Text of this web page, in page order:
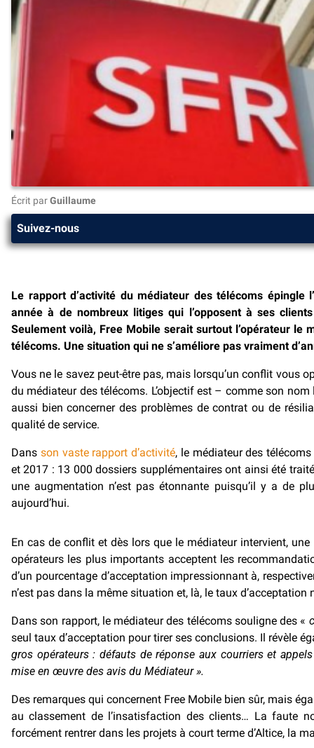
Écrit parGuillaume
Suivez-nous
Le rapport d’activité du médiateur des télécoms
année à de nombreux litiges qui l’opposent à ses
Seulement voilà, Free Mobile serait surtout l’opérateur le
télécoms. Une situation qui ne s’améliore pas vraiment
Vous ne le savez peut-être pas, mais lorsqu’un conflit vous
du médiateur des télécoms. L’objectif est – comme son
aussi bien concerner des problèmes de contrat ou de
qualité de service.
Dans son vaste rapport d’activité, le médiateur des
et 2017 : 13 000 dossiers supplémentaires ont ainsi été
une augmentation n’est pas étonnante puisqu’il y a de
aujourd’hui.
En cas de conflit et dès lors que le médiateur intervient,
opérateurs les plus importants acceptent les
d’un pourcentage d’acceptation impressionnant à,
n’est pas dans la même situation et, là, le taux d’acceptation
Dans son rapport, le médiateur des télécoms souligne des «
seul taux d’acceptation pour tirer ses conclusions. Il révèle
gros opérateurs : défauts de réponse aux courriers et
mise en œuvre des avis du Médiateur ».
Des remarques qui concernent Free Mobile bien sûr, mais
au classement de l’insatisfaction des clients… La faute
forcément rentrer dans les projets à court terme d’Altice, la